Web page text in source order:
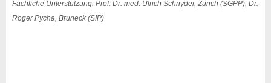
Fachliche Unterstützung: Prof. Dr. med. Ulrich Schnyder, Zürich (SGPP), Dr.
Roger Pycha, Bruneck (SIP)